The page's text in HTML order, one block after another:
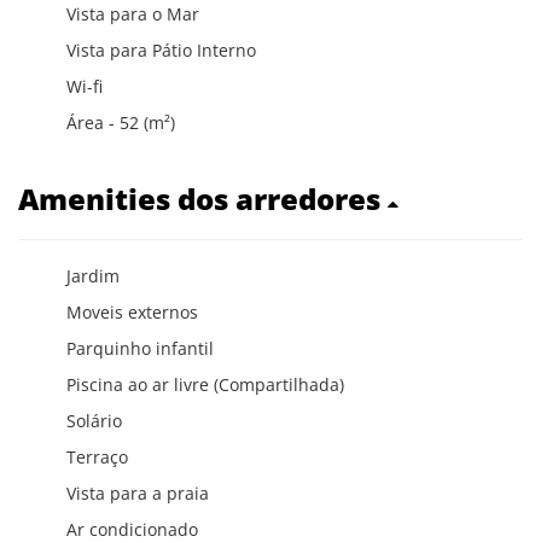
Vista para o Mar
Vista para Pátio Interno
Wi-fi
Área - 52 (m²)
Amenities dos arredores
Jardim
Moveis externos
Parquinho infantil
Piscina ao ar livre (Compartilhada)
Solário
Terraço
Vista para a praia
Ar condicionado